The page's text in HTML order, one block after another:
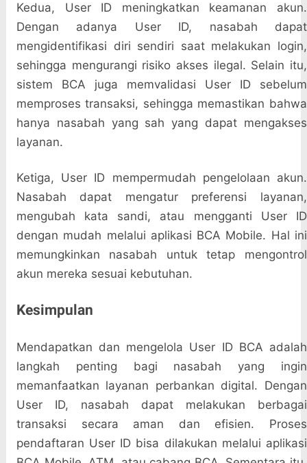
Kedua, User ID meningkatkan keamanan akun.
Dengan adanya User ID, nasabah dapat
mengidentifikasi diri sendiri saat melakukan login,
sehingga mengurangi risiko akses ilegal. Selain itu,
sistem BCA juga memvalidasi User ID sebelum
memproses transaksi, sehingga memastikan bahwa
hanya nasabah yang sah yang dapat mengakses
layanan.
Ketiga, User ID mempermudah pengelolaan akun.
Nasabah dapat mengatur preferensi layanan,
mengubah kata sandi, atau mengganti User ID
dengan mudah melalui aplikasi BCA Mobile. Hal ini
memungkinkan nasabah untuk tetap mengontrol
akun mereka sesuai kebutuhan.
Kesimpulan
Mendapatkan dan mengelola User ID BCA adalah
langkah penting bagi nasabah yang ingin
memanfaatkan layanan perbankan digital. Dengan
User ID, nasabah dapat melakukan berbagai
transaksi secara aman dan efisien. Proses
pendaftaran User ID bisa dilakukan melalui aplikasi